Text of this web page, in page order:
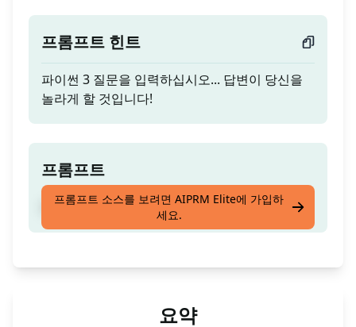
프롬프트 힌트
파이썬 3 질문을 입력하십시오... 답변이 당신을
놀라게 할 것입니다!
프롬프트
파이썬 3.0
프롬프트 소스를 보려면 AIPRM Elite에 가입하
세요.
요약